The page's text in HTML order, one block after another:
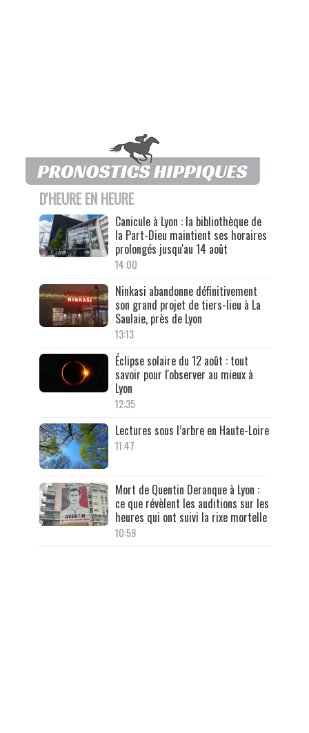
D'HEURE EN HEURE
Canicule à Lyon : la bibliothèque de
la Part-Dieu maintient ses horaires
prolongés jusqu'au 14 août
14:00
Ninkasi abandonne définitivement
son grand projet de tiers-lieu à La
Saulaie, près de Lyon
13:13
Éclipse solaire du 12 août : tout
savoir pour l'observer au mieux à
Lyon
12:35
Lectures sous l’arbre en Haute-Loire
11:47
Mort de Quentin Deranque à Lyon :
ce que révèlent les auditions sur les
heures qui ont suivi la rixe mortelle
10:59